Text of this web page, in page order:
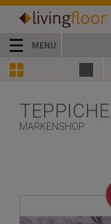
☰ MENU
TEPPICHE
MARKENSHOP